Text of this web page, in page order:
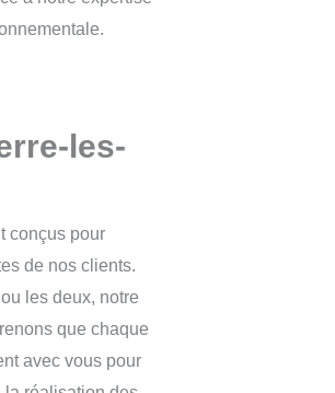
les-
conçus pour
de nos clients.
les deux, notre
que chaque
avec vous pour